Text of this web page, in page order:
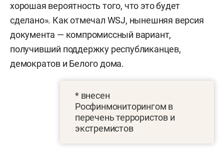
хорошая вероятность того, что это будет
сделано». Как отмечал WSJ, нынешняя версия
документа — компромиссный вариант,
получивший поддержку республиканцев,
демократов и Белого дома.
* внесен
Росфинмониторингом в
перечень террористов и
экстремистов